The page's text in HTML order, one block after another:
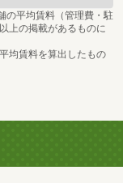
の平均賃料（管理費・駐
上の掲載があるものに
均賃料を算出したもの